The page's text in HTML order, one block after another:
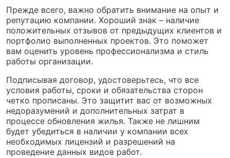
Прежде всего, важно обратить внимание на опыт и
репутацию компании. Хороший знак – наличие
положительных отзывов от предыдущих клиентов и
портфолио выполненных проектов. Это поможет
вам оценить уровень профессионализма и стиль
работы организации.
Подписывая договор, удостоверьтесь, что все
условия работы, сроки и обязательства сторон
четко прописаны. Это защитит вас от возможных
недоразумений и дополнительных затрат в
процессе обновления жилья. Также не лишним
будет убедиться в наличии у компании всех
необходимых лицензий и разрешений на
проведение данных видов работ.